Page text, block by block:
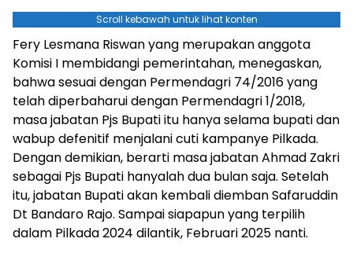
Scroll kebawah untuk lihat konten
Fery Lesmana Riswan yang merupakan anggota
Komisi I membidangi pemerintahan, menegaskan,
bahwa sesuai dengan Permendagri 74/2016 yang
telah diperbaharui dengan Permendagri 1/2018,
masa jabatan Pjs Bupati itu hanya selama bupati dan
wabup defenitif menjalani cuti kampanye Pilkada.
Dengan demikian, berarti masa jabatan Ahmad Zakri
sebagai Pjs Bupati hanyalah dua bulan saja. Setelah
itu, jabatan Bupati akan kembali diemban Safaruddin
Dt Bandaro Rajo. Sampai siapapun yang terpilih
dalam Pilkada 2024 dilantik, Februari 2025 nanti.